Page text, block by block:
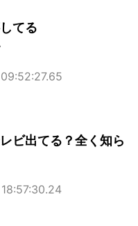
てる
ビ出てる？全く知ら